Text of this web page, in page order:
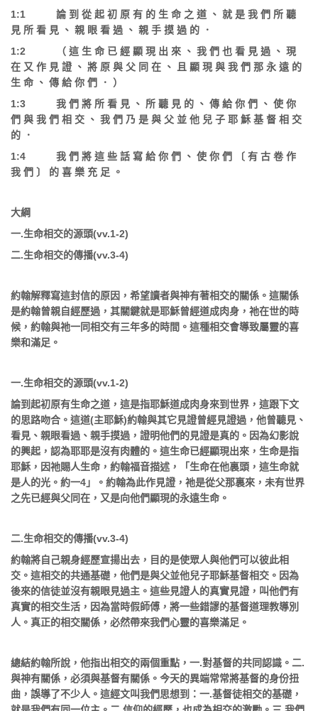
1:1
論 到 從 起 初 原 有 的 生 命 之 道 、 就 是 我 們 所 聽
見 所 看 見 、 親 眼 看 過 、 親 手 摸 過 的
．
1:2
（ 這 生 命 已 經 顯 現 出 來 、 我 們 也 看 見 過 、 現
在 又 作 見 證 、 將 原 與 父 同 在 、 且 顯 現 與 我 們 那 永 遠 的
生 命 、 傳 給 你 們 ．
）
1:3
我 們 將 所 看 見 、 所 聽 見 的 、 傳 給 你 們 、 使 你
們 與 我 們 相 交 、 我 們 乃 是 與 父 並 他 兒 子 耶 穌 基 督 相 交
的
．
1:4
我 們 將 這 些 話 寫 給 你 們 、 使 你 們 〔 有 古 卷 作
我 們 〕 的 喜 樂 充 足 。
大綱
一.生命相交的源頭(vv.1-2)
二.生命相交的傳播(vv.3-4)
約翰解釋寫這封信的原因，希望讀者與神有著相交的關係。這關係
是約翰曾親自經歷過，其關鍵就是耶穌曾經道成肉身，祂在世的時
候，約翰與祂一同相交有三年多的時間。這種相交會導致屬靈的喜
樂和滿足。
一.生命相交的源頭(vv.1-2)
論到起初原有生命之道，這是指耶穌道成肉身來到世界，這跟下文
的思路吻合。這道(主耶穌)約翰與其它見證曾經見證過，他曾聽見、
看見、親眼看過、親手摸過，證明他們的見證是真的。因為幻影說
的興起，認為耶耶是沒有肉體的。這生命已經顯現出來，生命是指
耶穌，因祂賜人生命，約翰福音描述，「生命在他裏頭，這生命就
是人的光。約一4 」。約翰為此作見證，祂是從父那裏來，未有世界
之先已經與父同在，又是向他們顯現的永遠生命。
二.生命相交的傳播(vv.3-4)
約翰將自己親身經歷宣揚出去，目的是使眾人與他們可以彼此相
交。這相交的共通基礎，他們是與父並他兒子耶穌基督相交。因為
後來的信徒並沒有親眼見過主。這些見證人的真實見證，叫他們有
真實的相交生活，因為當時假師傅，將一些錯謬的基督道理教導別
人。真正的相交關係，必然帶來我們心靈的喜樂滿足。
總結約翰所說，他指出相交的兩個重點，一.對基督的共同認識。二.
與神有關係，必須與基督有關係。今天的異端常常將基督的身份扭
曲，誤導了不少人。這經文叫我們思想到：一.基督徒相交的基礎，